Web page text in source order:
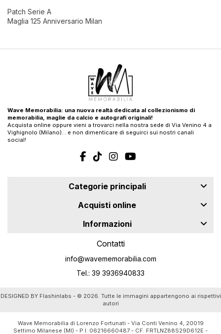
Patch Serie A
Maglia 125 Anniversario Milan
Wave Memorabilia: una nuova realtà dedicata al collezionismo di
memorabilia, maglie da calcio e autografi originali!
Acquista online oppure vieni a trovarci nella nostra sede di Via Venino 4 a
Vighignolo (Milano)… e non dimenticare di seguirci sui nostri canali
social!
Categorie principali
Acquisti online
Informazioni
Contatti
info@wavememorabilia.com
Tel.: 39 3936940833
DESIGNED BY Flashinlabs - © 2026. Tutte le immagini appartengono ai rispettivi
autori
Wave Memorabilia di Lorenzo Fortunati - Via Conti Venino 4, 20019
Settimo Milanese (MI) - P.I. 06216660487 - CF. FRTLNZ88S29D612E -